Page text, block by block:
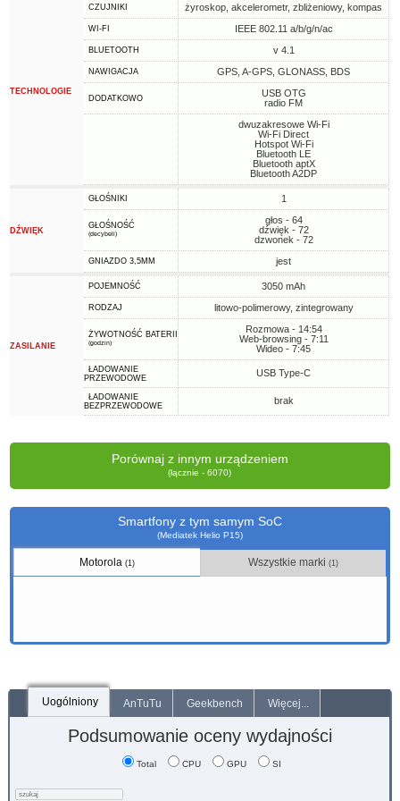
TECHNOLOGIE
CZUJNIKI żyroskop, akcelerometr, zbliżeniowy, kompas
WI-FI IEEE 802.11 a/b/g/n/ac
BLUETOOTH v 4.1
NAWIGACJA GPS, A-GPS, GLONASS, BDS
DODATKOWO
USB OTG
radio FM
dwuzakresowe Wi-Fi
Wi-Fi Direct
Hotspot Wi-Fi
Bluetooth LE
Bluetooth aptX
Bluetooth A2DP
DŹWIĘK
GŁOŚNIKI 1
GŁOŚNOŚĆ
(decybeli)
głos - 64
dźwięk - 72
dzwonek - 72
GNIAZDO 3,5MM jest
ZASILANIE
POJEMNOŚĆ 3050 mAh
RODZAJ litowo-polimerowy, zintegrowany
ŻYWOTNOŚĆ BATERII
(godzin)
Rozmowa - 14:54
Web-browsing - 7:11
Wideo - 7:45
ŁADOWANIE
PRZEWODOWE
USB Type-C
ŁADOWANIE
BEZPRZEWODOWE
brak
Porównaj z innym urządzeniem
(łącznie - 6070)
Smartfony z tym samym SoC
(Mediatek Helio P15)
Motorola(1) Wszystkie marki(1)
Uogólniony AnTuTu Geekbench Więcej...
Podsumowanie oceny wydajności
Total CPU GPU SI